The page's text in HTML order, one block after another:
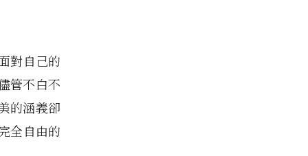
對自己的
管不白不
的涵義卻
全自由的